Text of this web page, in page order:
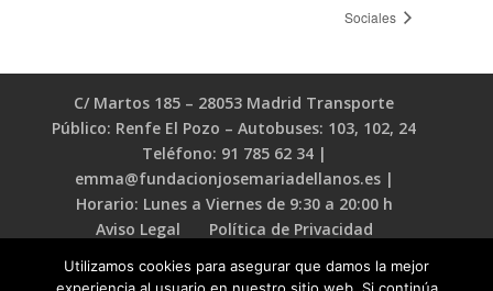
Sociales
C/ Martos 185 – 28053 Madrid Transporte
Público: Renfe El Pozo – Autobuses: 103, 102, 24
Teléfono: 91 785 62 34 |
emma@fundacionjosemariadellanos.es |
Horario: Lunes a Viernes de 9:30 a 20:00 h
Aviso Legal
Política de Privacidad
Utilizamos cookies para asegurar que damos la mejor